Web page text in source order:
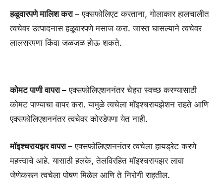
हळूवारपणे मालिश करा– एक्सफोलिएट करताना, गोलाकार हालचालीत
त्वचेवर उत्पादनास हळूवारपणे मसाज करा. जास्त घासल्याने त्वचेवर
लालसरपणा किंवा जळजळ होऊ शकते.
कोमट पाणी वापरा – एक्सफोलिएशननंतर चेहरा स्वच्छ करण्यासाठी
कोमट पाण्याचा वापर करा. यामुळे त्वचेला मॉइश्चरायझेशन राहते आणि
एक्सफोलिएशननंतर त्वचेवर कोरडेपणा येत नाही.
मॉइश्चरायझर वापरा– एक्सफोलिएशननंतर त्वचेला हायड्रेट करणे
महत्त्वाचे आहे. यासाठी हलके, तेलविरहित मॉइश्चरायझर लावा
जेणेकरून त्वचेला पोषण मिळेल आणि ते निरोगी राहतील.